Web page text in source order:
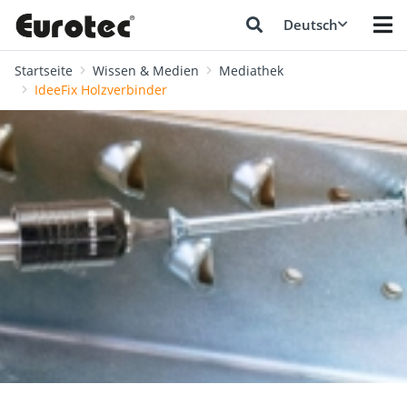
Deutsch
Startseite Wissen & Medien
Mediathek
IdeeFix Holzverbinder